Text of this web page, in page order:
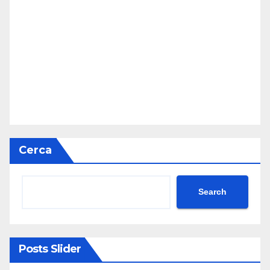
Cerca
Search
Posts Slider